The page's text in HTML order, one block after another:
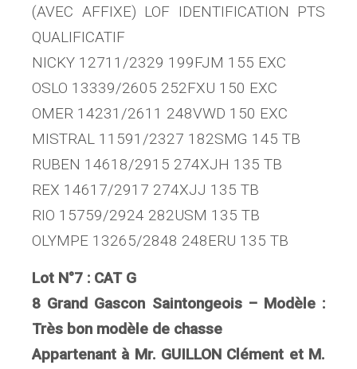
(AVEC AFFIXE) LOF IDENTIFICATION PTS
QUALIFICATIF
NICKY 12711/2329 199FJM 155 EXC
OSLO 13339/2605 252FXU 150 EXC
OMER 14231/2611 248VWD 150 EXC
MISTRAL 11591/2327 182SMG 145 TB
RUBEN 14618/2915 274XJH 135 TB
REX 14617/2917 274XJJ 135 TB
RIO 15759/2924 282USM 135 TB
OLYMPE 13265/2848 248ERU 135 TB
Lot N°7 : CAT G
8 Grand Gascon Saintongeois – Modèle :
Très bon modèle de chasse
Appartenant à Mr. GUILLON Clément et M.